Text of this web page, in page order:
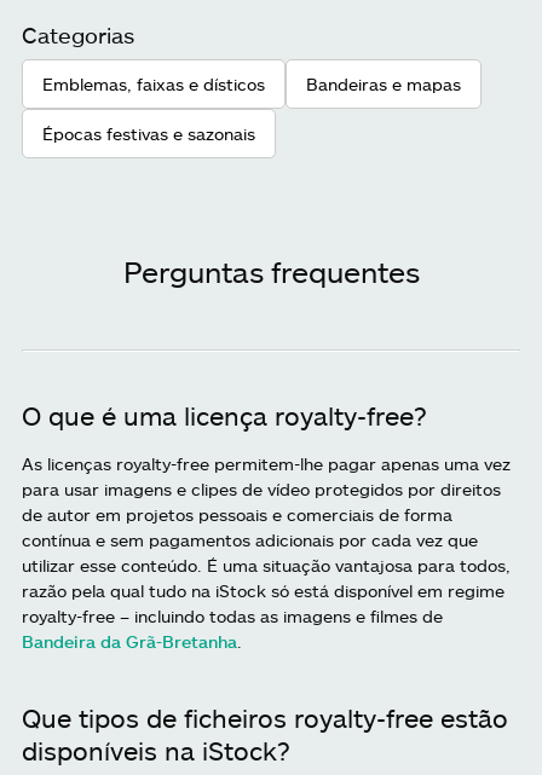
Categorias
Emblemas, faixas e dísticos Bandeiras e mapas
Épocas festivas e sazonais
Perguntas frequentes
O que é uma licença royalty-free?
As licenças royalty-free permitem-lhe pagar apenas uma vez
para usar imagens e clipes de vídeo protegidos por direitos
de autor em projetos pessoais e comerciais de forma
contínua e sem pagamentos adicionais por cada vez que
utilizar esse conteúdo. É uma situação vantajosa para todos,
razão pela qual tudo na iStock só está disponível em regime
royalty-free – incluindo todas as imagens e filmes de
Bandeira da Grã-Bretanha
Que tipos de ficheiros royalty-free estão
disponíveis na iStock?